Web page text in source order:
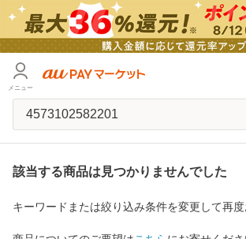
メニュー
該当する商品は見つかりませんでした
キーワードまたは絞り込み条件を変更して再度